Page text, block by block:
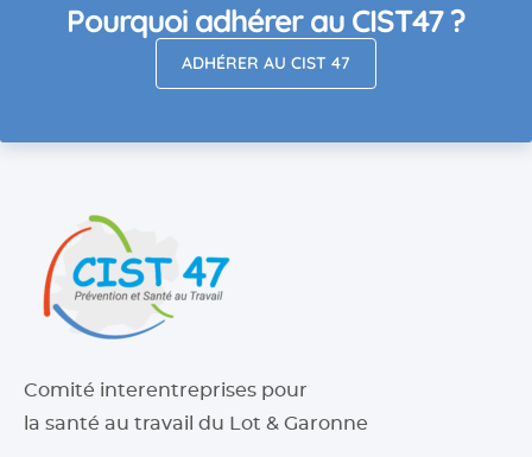
Pourquoi adhérer au CIST47 ?
ADHÉRER AU CIST 47
Comité interentreprises pour
la santé au travail du Lot & Garonne